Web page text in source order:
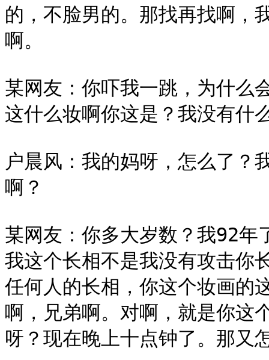
的，不脸男的。那找再找啊，
啊。
某网友：你吓我一跳，为什么
这什么妆啊你这是？我没有什
户晨风：我的妈呀，怎么了？
啊？
某网友：你多大岁数？我92年
我这个长相不是我没有攻击你
任何人的长相，你这个妆画的
啊，兄弟啊。对啊，就是你这
呀？现在晚上十点钟了。那又